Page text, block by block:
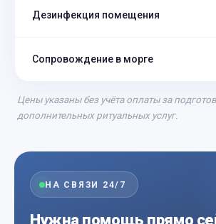
Дезинфекция помещения
Сопровождение в морге
Цены указаны без учёта оплаты за
дополнительных ритуальных услуг.
НА СВЯЗИ 24/7
Нужна помощь прямо